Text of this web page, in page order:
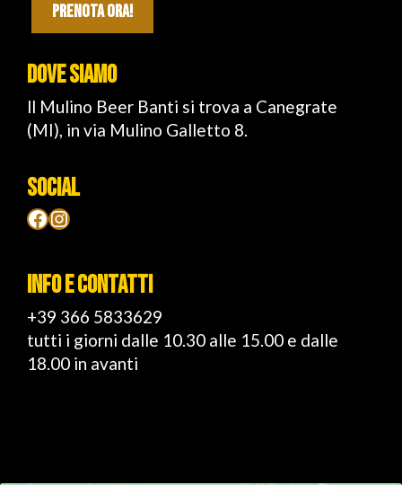
PRENOTA ORA!
DOVE SIAMO
ll Mulino Beer Banti si trova a Canegrate
(MI), in via Mulino Galletto 8.
SOCIAL
Facebook Instagram
INFO E CONTATTI
+39 366 5833629
tutti i giorni dalle 10.30 alle 15.00 e dalle
18.00 in avanti